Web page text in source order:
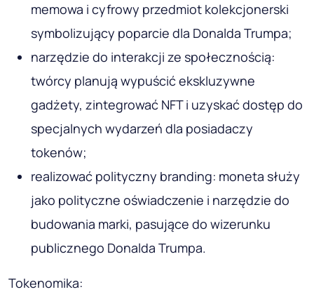
memowa i cyfrowy przedmiot kolekcjonerski
symbolizujący poparcie dla Donalda Trumpa;
narzędzie do interakcji ze społecznością:
twórcy planują wypuścić ekskluzywne
gadżety, zintegrować NFT i uzyskać dostęp do
specjalnych wydarzeń dla posiadaczy
tokenów;
realizować polityczny branding: moneta służy
jako polityczne oświadczenie i narzędzie do
budowania marki, pasujące do wizerunku
publicznego Donalda Trumpa.
Tokenomika: